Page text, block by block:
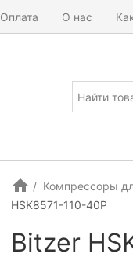
Оплата О нас
Компрессоры
HSK8571-110-40P
Bitzer